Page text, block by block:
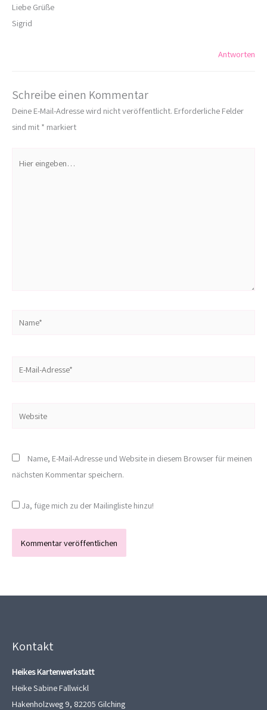
Liebe Grüße
Sigrid
Antworten
Schreibe einen Kommentar
Deine E-Mail-Adresse wird nicht veröffentlicht. Erforderliche Felder
sind mit * markiert
eingeben…
Website
Name, E-Mail-Adresse und Website in diesem Browser für meinen
nächsten Kommentar speichern.
Ja, füge mich zu der Mailingliste hinzu!
Kontakt
Heikes Kartenwerkstatt
Heike Sabine Fallwickl
Hakenholzweg 9, 82205 Gilching